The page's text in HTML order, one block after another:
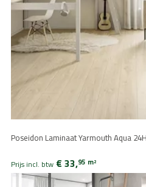
Poseidon Laminaat Yarmouth Aqua
Prijs incl. btw € 33,95 m2